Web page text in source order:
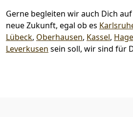
Gerne begleiten wir auch Dich
neue Zukunft, egal ob es
Lübeck, Oberhausen, Kassel,
Leverkusen sein soll, wir sind für